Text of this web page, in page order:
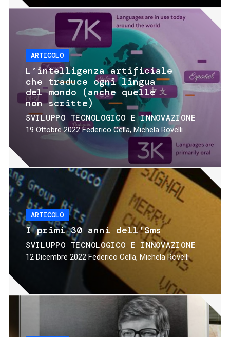
ARTICOLO
L’intelligenza artificiale
che traduce ogni lingua
del mondo (anche quelle
non scritte)
SVILUPPO TECNOLOGICO E INNOVAZIONE
19 Ottobre 2022 Federico Cella, Michela Rovelli
ARTICOLO
I primi 30 anni dell’Sms
SVILUPPO TECNOLOGICO E INNOVAZIONE
12 Dicembre 2022 Federico Cella, Michela Rovelli